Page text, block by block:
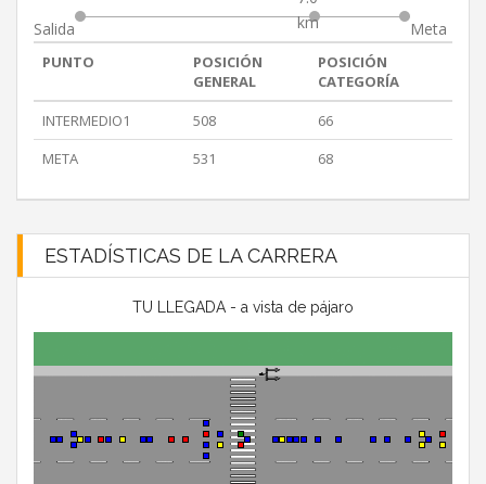
Salida
km
Meta
PUNTO
POSICIÓN
GENERAL
POSICIÓN
CATEGORÍA
INTERMEDIO1
508
66
META
531 68
ESTADÍSTICAS DE LA CARRERA
TU LLEGADA - a vista de pájaro